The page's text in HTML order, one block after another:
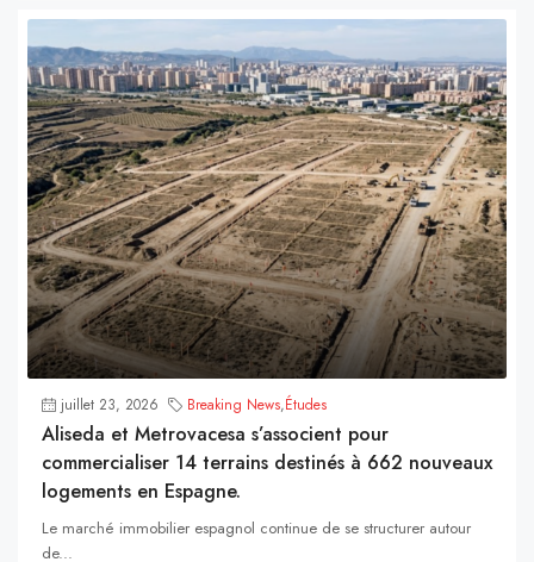
juillet 23, 2026 Breaking News,Études
Aliseda et Metrovacesa s’associent pour
commercialiser 14 terrains destinés à 662 nouveaux
logements en Espagne.
Le marché immobilier espagnol continue de se structurer autour
de...